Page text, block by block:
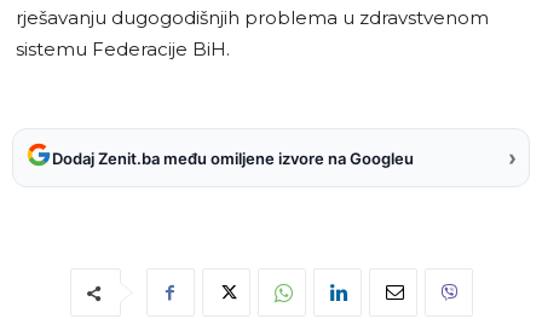
rješavanju dugogodišnjih problema u zdravstvenom
sistemu Federacije BiH.
Dodaj Zenit.ba među omiljene izvore na Googleu ›